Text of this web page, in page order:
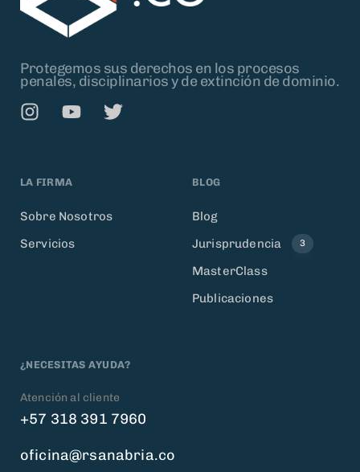
Protegemos sus derechos en los procesos
penales, disciplinarios y de extinción de dominio.
LA FIRMA
Sobre Nosotros
Servicios
BLOG
Blog
Jurisprudencia
3
MasterClass
Publicaciones
¿NECESITAS AYUDA?
Atención al cliente
+57 318 391 7960
oficina@rsanabria.co